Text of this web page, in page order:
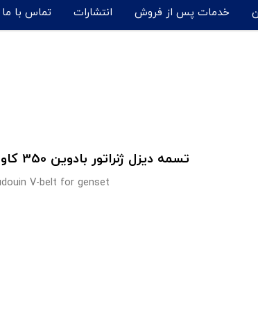
خدمات پس از فروش انتشارات تماس با ما
تسمه دیزل ژنراتور بادوین 350 کاوا مدل 6M16G350
V-belt for genset